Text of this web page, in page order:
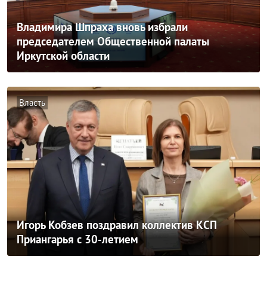
Владимира Шпраха вновь избрали
председателем Общественной палаты
Иркутской области
Власть
Игорь Кобзев поздравил коллектив КСП
Приангарья с 30-летием